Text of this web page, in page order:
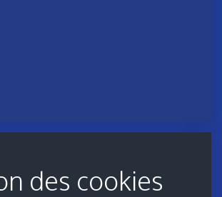
des cookies